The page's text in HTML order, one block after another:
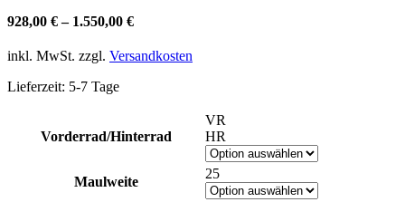
928,00 €– 1.550,00 €
inkl. MwSt. zzgl. Versandkosten
Lieferzeit: 5-7 Tage
Vorderrad/Hinterrad
VR
HR
Maulweite
25